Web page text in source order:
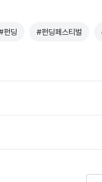
펀딩 #펀딩페스티벌